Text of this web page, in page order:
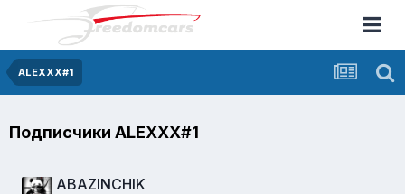
ALEXXX#1
Подписчики ALEXXX#1
ABAZINCHIK